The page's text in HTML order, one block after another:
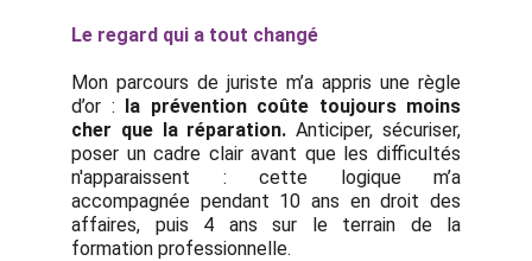
Le regard qui a tout changé
Mon parcours de juriste m’a appris une règle
d’or : la prévention coûte toujours moins
cher que la réparation. Anticiper, sécuriser,
poser un cadre clair avant que les difficultés
n'apparaissent : cette logique m’a
accompagnée pendant 10 ans en droit des
affaires, puis 4 ans sur le terrain de la
formation professionnelle.